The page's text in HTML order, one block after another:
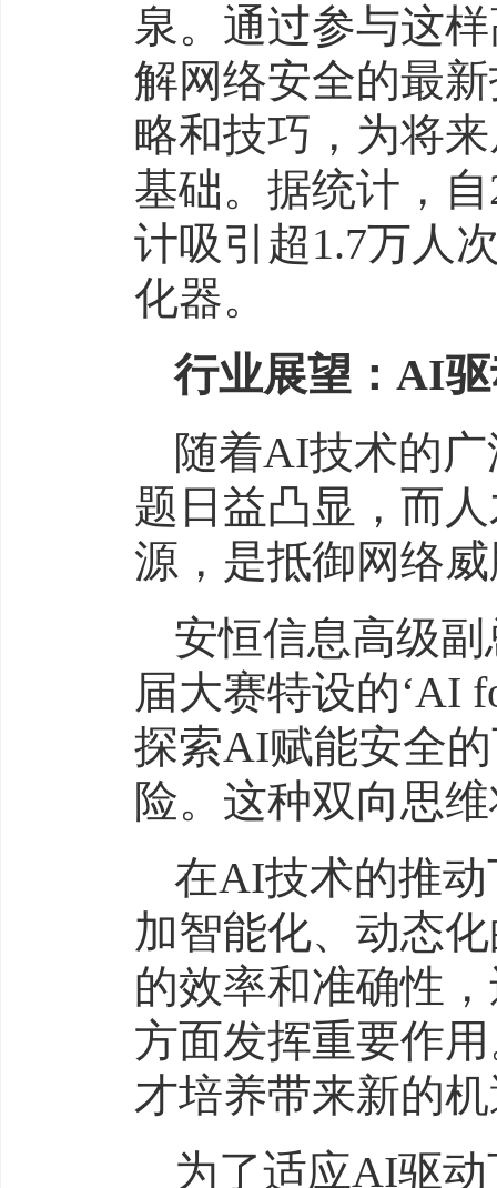
泉。通过参与这
解网络安全的最
略和技巧，为将
基础。据统计，
计吸引超1.7万人
化器。
行业展望： AI
随着AI技术的
题日益凸显，而
源，是抵御网络
安恒信息高级
届大赛特设的‘AI
探索AI赋能安全
险。这种双向思
在AI技术的推
加智能化、动态
的效率和准确性
方面发挥重要作
才培养带来新的
为了适应AI驱